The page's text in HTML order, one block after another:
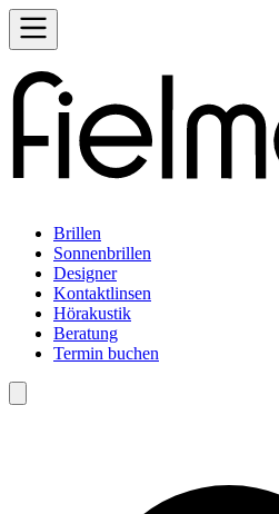
Brillen
Sonnenbrillen
Designer
Kontaktlinsen
Hörakustik
Beratung
Termin buchen